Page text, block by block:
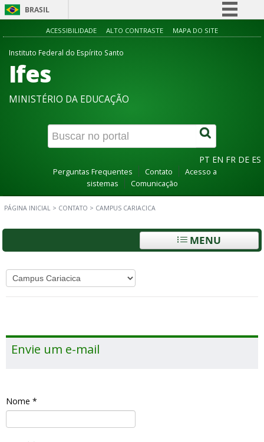
BRASIL
Simplifique!
Canais
ACESSIBILIDADE ALTO CONTRASTE MAPA DO SITE
Instituto Federal do Espírito Santo
Ifes
MINISTÉRIO DA EDUCAÇÃO
PT EN FR DE ES
Perguntas Frequentes Contato
Acesso a
sistemas
Comunicação
PÁGINA INICIAL > CONTATO > CAMPUS CARIACICA
MENU
Envie um e-mail
Nome *